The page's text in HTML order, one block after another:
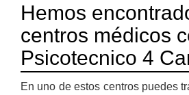
Hemos
centros médicos
Psicotecnico 4
En uno de estos centros puedes